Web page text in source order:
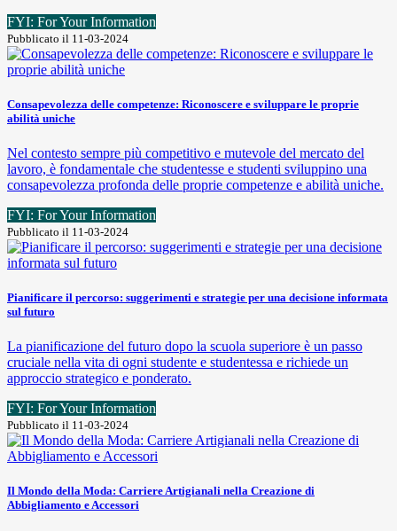
FYI: For Your Information
Pubblicato il 11-03-2024
Consapevolezza delle competenze: Riconoscere e sviluppare le proprie
abilità uniche
Nel contesto sempre più competitivo e mutevole del mercato del
lavoro, è fondamentale che studentesse e studenti sviluppino una
consapevolezza profonda delle proprie competenze e abilità uniche.
FYI: For Your Information
Pubblicato il 11-03-2024
Pianificare il percorso: suggerimenti e strategie per una decisione informata
sul futuro
La pianificazione del futuro dopo la scuola superiore è un passo
cruciale nella vita di ogni studente e studentessa e richiede un
approccio strategico e ponderato.
FYI: For Your Information
Pubblicato il 11-03-2024
Il Mondo della Moda: Carriere Artigianali nella Creazione di
Abbigliamento e Accessori